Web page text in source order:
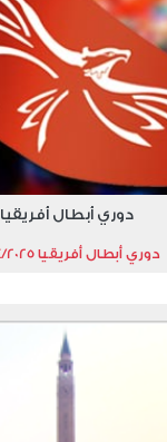
دوري أبطال أفريقيا
دوري أبطال أفريقيا 2024/2025